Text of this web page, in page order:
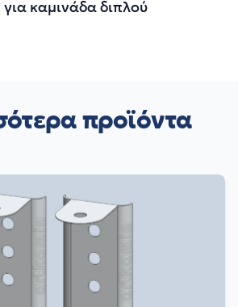
καμινάδα διπλού
προϊόντα